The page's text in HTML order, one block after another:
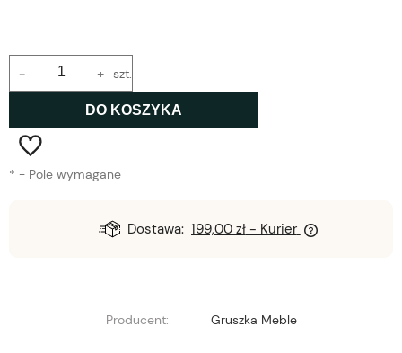
+
- szt.
DO KOSZYKA
* - Pole wymagane
Dostawa: 199,00 zł - Kurier
Producent: Gruszka Meble